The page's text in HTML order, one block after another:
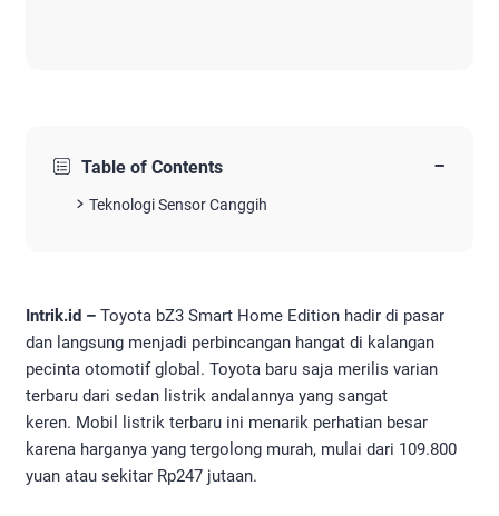
Table of Contents −
Teknologi Sensor Canggih
Intrik.id – Toyota bZ3 Smart Home Edition hadir di pasar
dan langsung menjadi perbincangan hangat di kalangan
pecinta otomotif global. Toyota baru saja merilis varian
terbaru dari sedan listrik andalannya yang sangat
keren. Mobil listrik terbaru ini menarik perhatian besar
karena harganya yang tergolong murah, mulai dari 109.800
yuan atau sekitar Rp247 jutaan.